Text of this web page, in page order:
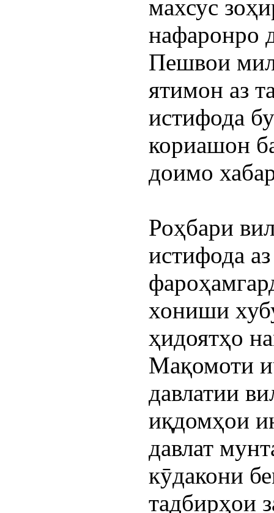
махсус
нафаронро
Пешвои
ятимон аз
истифода
кориашон
доимо
Роҳбари
истифода
хониши
ҳидоятҳо
Мақомоти
давлатии
иқдомҳои
давлат
кӯдакони
тадбирҳои